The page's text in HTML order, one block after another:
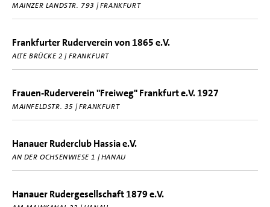
MAINZER LANDSTR. 793 | FRANKFURT
Frankfurter Ruderverein von 1865 e.V.
ALTE BRÜCKE 2 | FRANKFURT
Frauen-Ruderverein "Freiweg" Frankfurt e.V. 1927
MAINFELDSTR. 35 | FRANKFURT
Hanauer Ruderclub Hassia e.V.
AN DER OCHSENWIESE 1 | HANAU
Hanauer Rudergesellschaft 1879 e.V.